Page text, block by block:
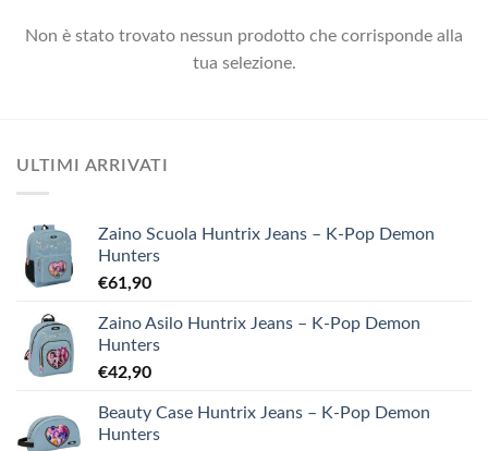
Non è stato trovato nessun prodotto che corrisponde alla
tua selezione.
ULTIMI ARRIVATI
Zaino Scuola Huntrix Jeans – K-Pop Demon
Hunters
€61,90
Zaino Asilo Huntrix Jeans – K-Pop Demon
Hunters
€42,90
Beauty Case Huntrix Jeans – K-Pop Demon
Hunters